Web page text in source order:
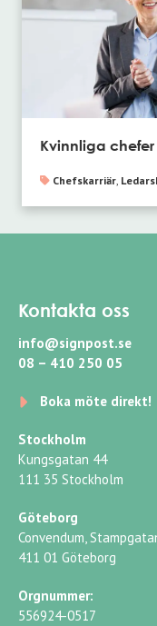
Kvinnliga
Chefskarriär,
Kontakta oss
info@signpost.se
08 – 410 250 05
Boka möte direkt!
Stockholm
Kungsgatan 44
111 35 Stockholm
Göteborg
Convendum,
411 01 Göteborg
Orgnummer:
556924-0517